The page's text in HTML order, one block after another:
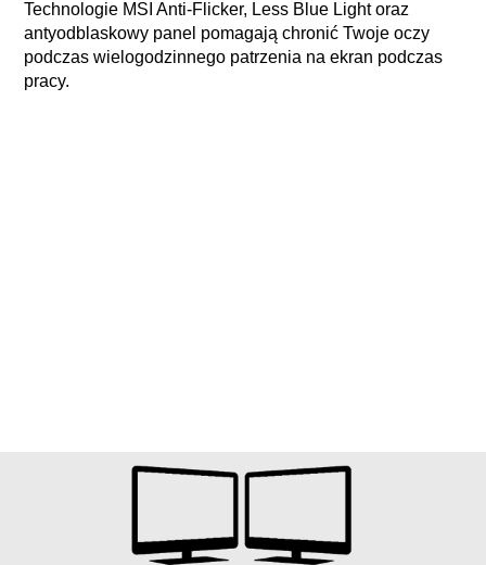
Technologie MSI Anti-Flicker, Less Blue Light oraz
antyodblaskowy panel pomagają chronić Twoje oczy
podczas wielogodzinnego patrzenia na ekran podczas
pracy.